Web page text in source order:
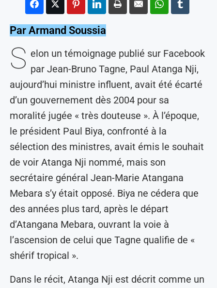
Par Armand Soussia
S elon un témoignage publié sur Facebook
par Jean-Bruno Tagne, Paul Atanga Nji,
aujourd’hui ministre influent, avait été écarté
d’un gouvernement dès 2004 pour sa
moralité jugée « très douteuse ». À l’époque,
le président Paul Biya, confronté à la
sélection des ministres, avait émis le souhait
de voir Atanga Nji nommé, mais son
secrétaire général Jean-Marie Atangana
Mebara s’y était opposé. Biya ne cédera que
des années plus tard, après le départ
d’Atangana Mebara, ouvrant la voie à
l’ascension de celui que Tagne qualifie de «
shérif tropical ».
Dans le récit, Atanga Nji est décrit comme un